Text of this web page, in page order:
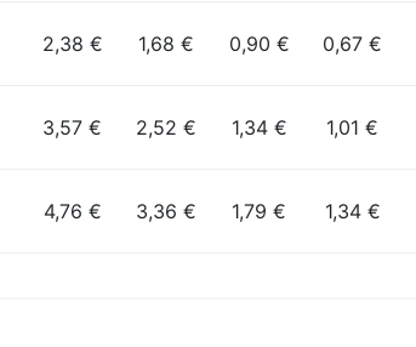
2,38 € 1,68 € 0,90 € 0,67 €
3,57 € 2,52 € 1,34 € 1,01 €
4,76 € 3,36 € 1,79 € 1,34 €